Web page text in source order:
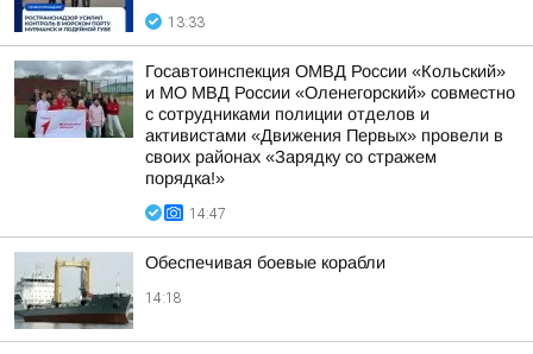
13:33
Госавтоинспекция ОМВД России «Кольский»
и МО МВД России «Оленегорский» совместно
с сотрудниками полиции отделов и
активистами «Движения Первых» провели в
своих районах «Зарядку со стражем
порядка!»
14:47
Обеспечивая боевые корабли
14:18